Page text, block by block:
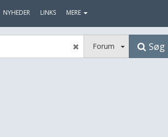
NYHEDER LINKS MERE
Forum Søg